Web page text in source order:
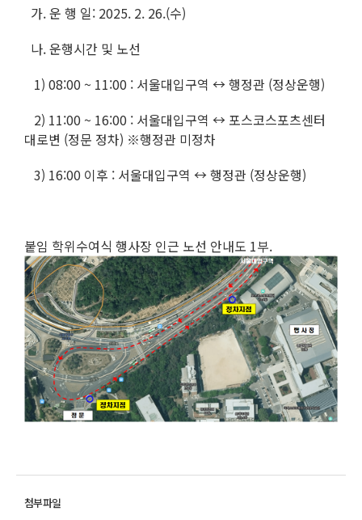
가. 운 행 일: 2025. 2. 26.(수)
나. 운행시간 및 노선
1) 08:00 ~ 11:00 : 서울대입구역 ↔ 행정관 (정상운행)
2) 11:00 ~ 16:00 : 서울대입구역 ↔ 포스코스포츠센터
대로변 (정문 정차) ※행정관 미정차
3) 16:00 이후 : 서울대입구역 ↔ 행정관 (정상운행)
붙임 학위수여식 행사장 인근 노선 안내도 1부.